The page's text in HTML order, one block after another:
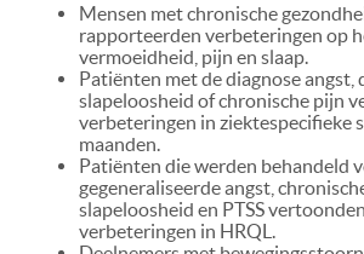
Mensen met chronische
rapporteerden verbeteringen op
vermoeidheid, pijn en slaap.
Patiënten met de diagnose angst,
slapeloosheid of chronische pijn
verbeteringen in ziektespecifieke
maanden.
Patiënten die werden behandeld
gegeneraliseerde angst,
slapeloosheid en PTSS
verbeteringen in HRQL.